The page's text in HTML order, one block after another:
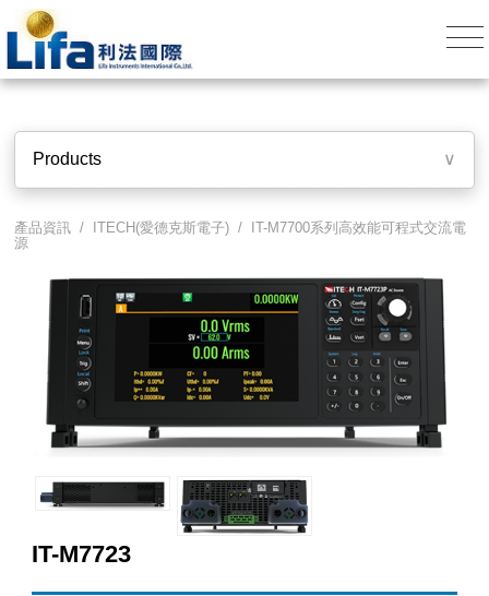
Products ∨
產品資訊 / ITECH(愛德克斯電子) /
IT-M7700系列高效能可程式交流電
源
IT-M7723